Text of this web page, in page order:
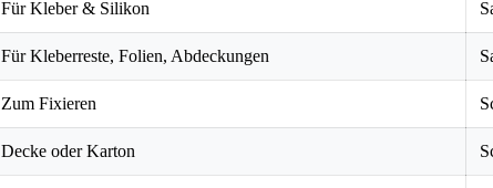
Für Kleber & Silikon
Für Kleberreste, Folien, Abdeckungen
Zum Fixieren
Decke oder Karton